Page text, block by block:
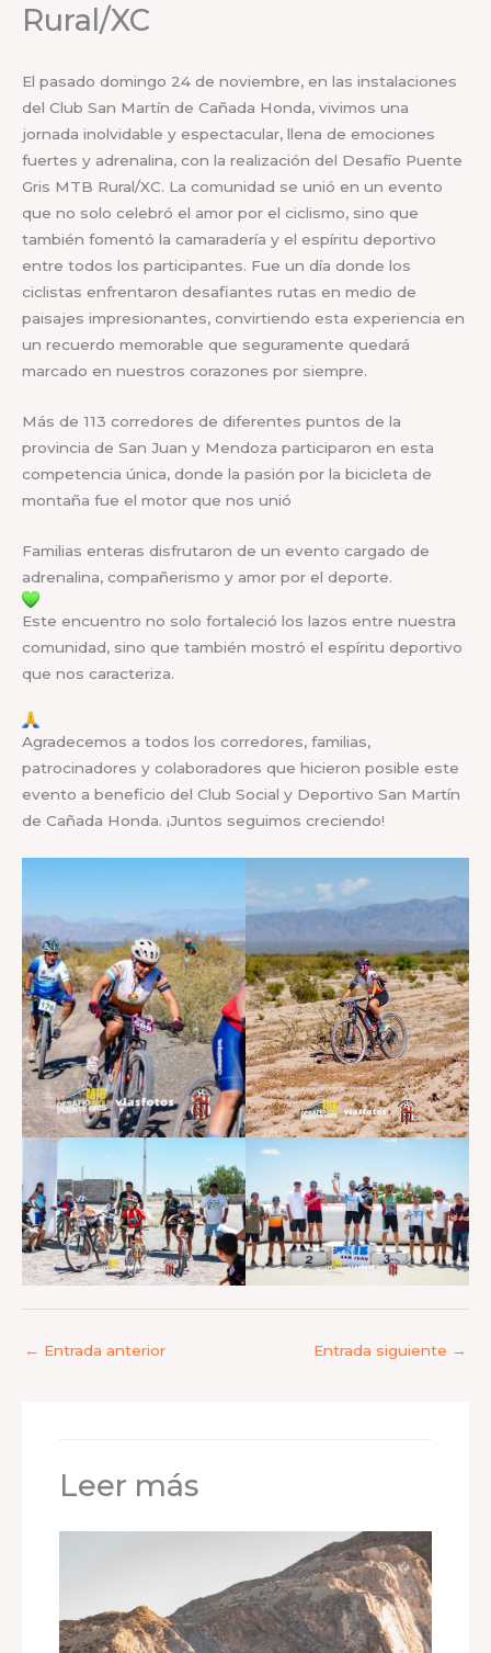
Rural/XC
El pasado domingo 24 de noviembre, en las instalaciones
del Club San Martín de Cañada Honda, vivimos una
jornada inolvidable y espectacular, llena de emociones
fuertes y adrenalina, con la realización del Desafío Puente
Gris MTB Rural/XC. La comunidad se unió en un evento
que no solo celebró el amor por el ciclismo, sino que
también fomentó la camaradería y el espíritu deportivo
entre todos los participantes. Fue un día donde los
ciclistas enfrentaron desafiantes rutas en medio de
paisajes impresionantes, convirtiendo esta experiencia en
un recuerdo memorable que seguramente quedará
marcado en nuestros corazones por siempre.
Más de 113 corredores de diferentes puntos de la
provincia de San Juan y Mendoza participaron en esta
competencia única, donde la pasión por la bicicleta de
montaña fue el motor que nos unió
Familias enteras disfrutaron de un evento cargado de
adrenalina, compañerismo y amor por el deporte.
Este encuentro no solo fortaleció los lazos entre nuestra
comunidad, sino que también mostró el espíritu deportivo
que nos caracteriza.
Agradecemos a todos los corredores, familias,
patrocinadores y colaboradores que hicieron posible este
evento a beneficio del Club Social y Deportivo San Martín
de Cañada Honda. ¡Juntos seguimos creciendo!
← Entrada anterior Entrada siguiente →
Leer más